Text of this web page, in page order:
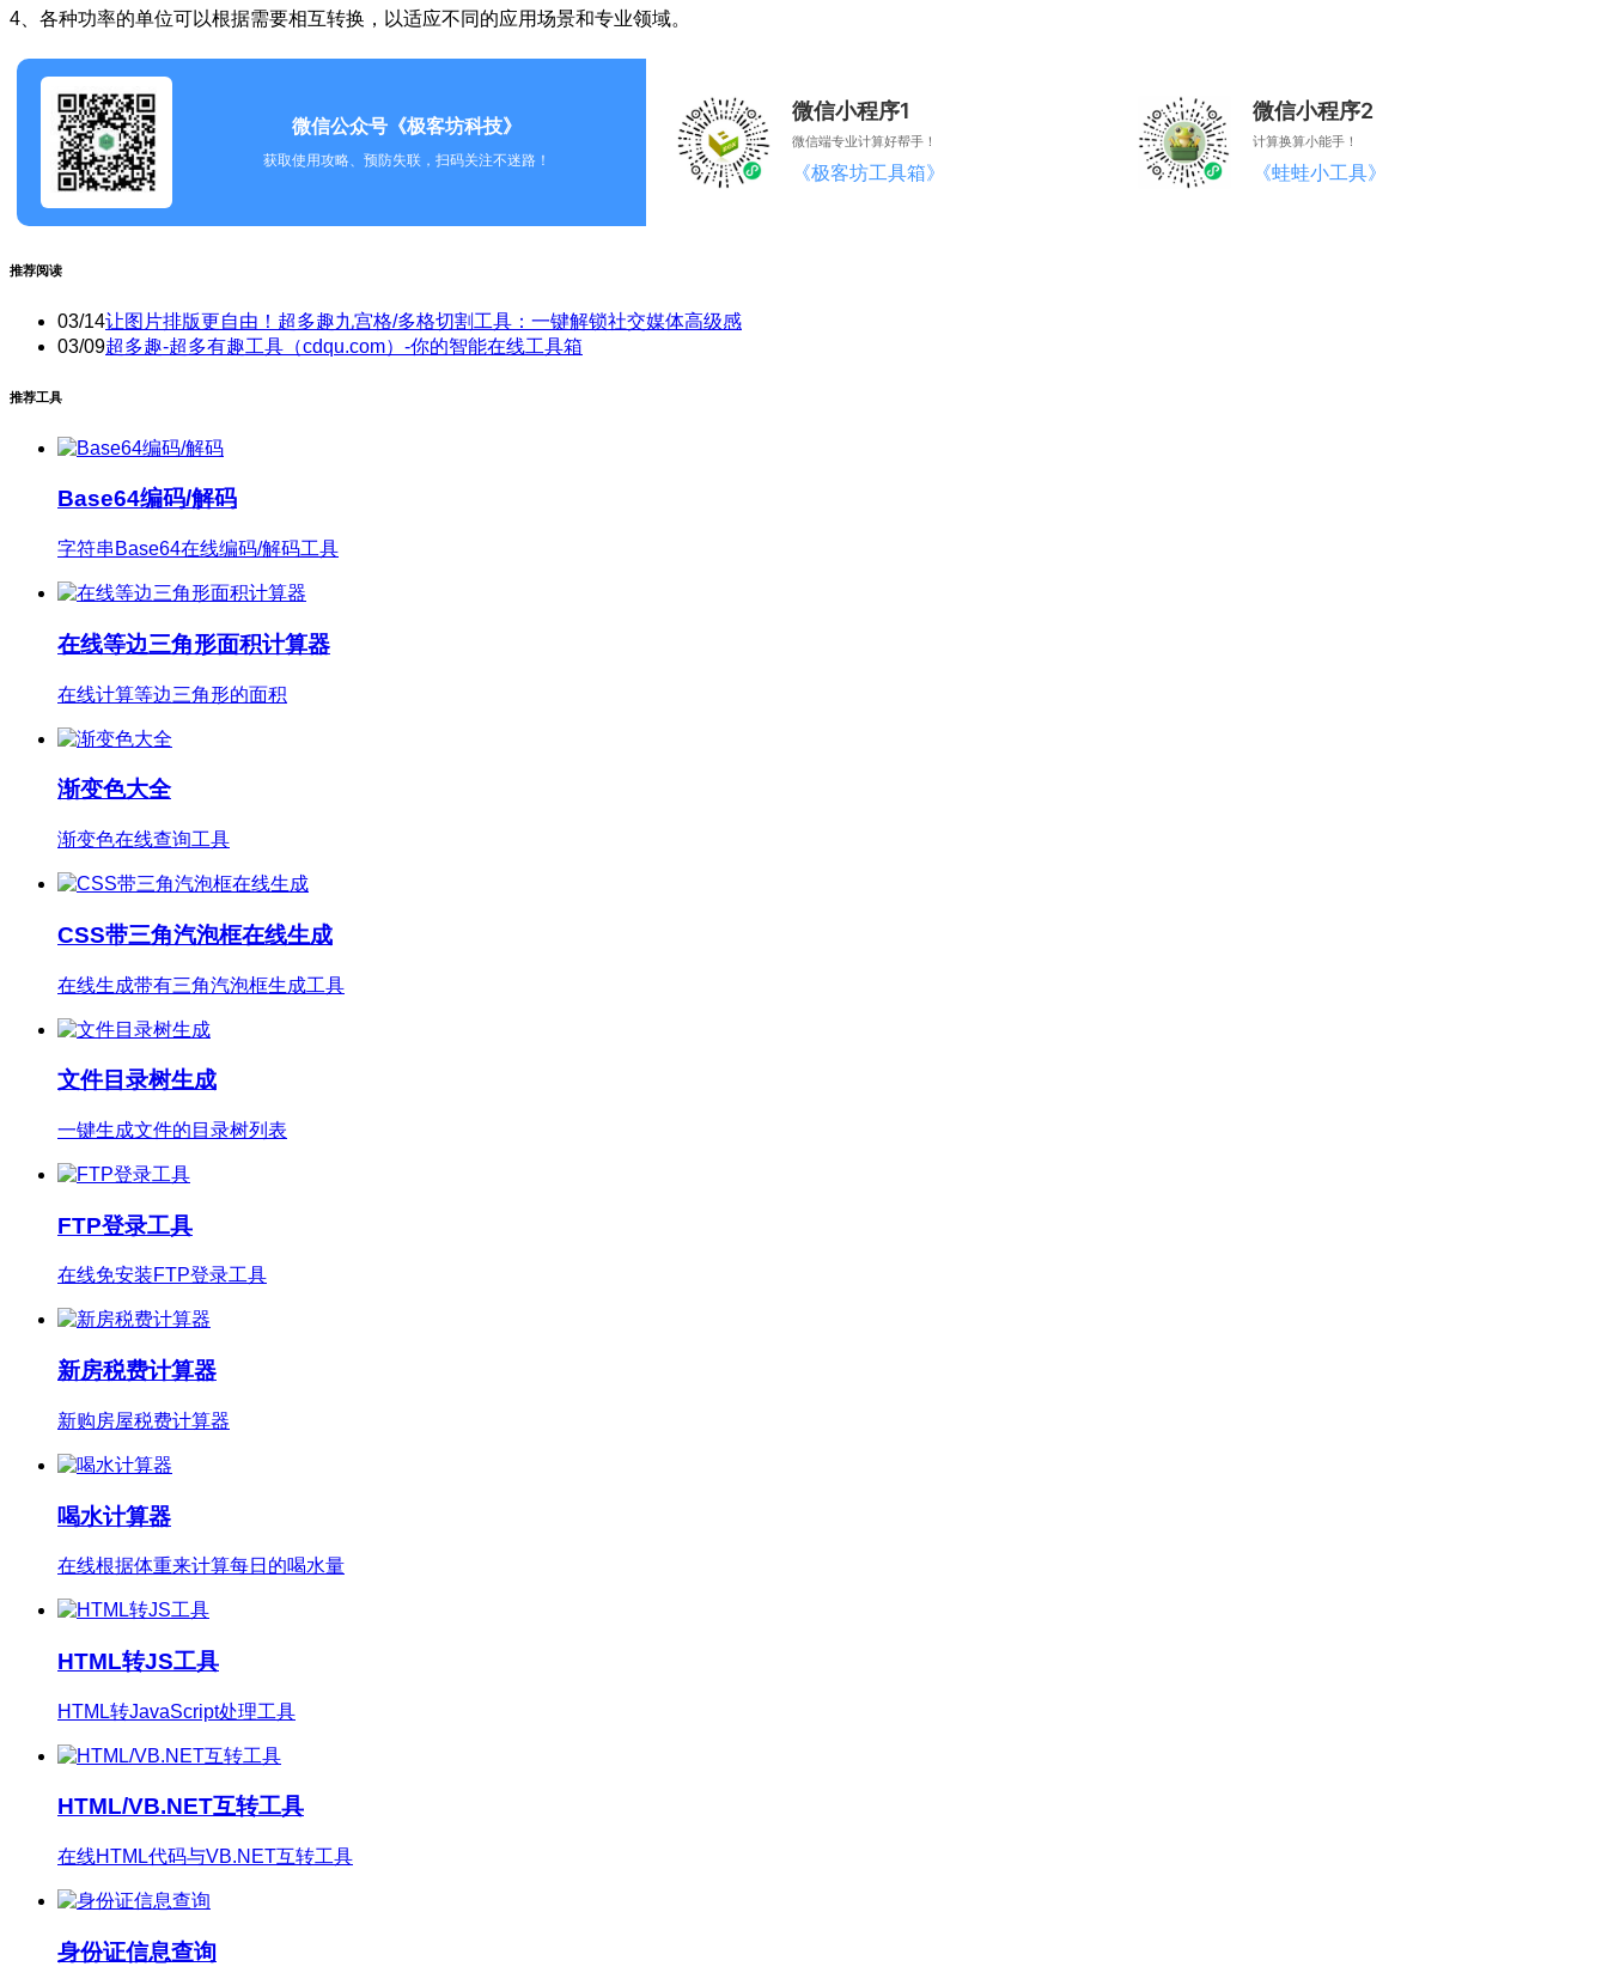
4、各种功率的单位可以根据需要相互转换，以适应不同的应用场景和专业领域。
微信公众号《极客坊科技》
获取使用攻略、预防失联，扫码关注不迷路！
微信小程序1
微信端专业计算好帮手！
《极客坊工具箱》
微信小程序2
计算换算小能手！
《蛙蛙小工具》
推荐阅读
03/14让图片排版更自由！超多趣九宫格/多格切割工具：一键解锁社交媒体高级感
03/09超多趣-超多有趣工具（cdqu.com）-你的智能在线工具箱
推荐工具
Base64编码/解码
字符串Base64在线编码/解码工具
在线等边三角形面积计算器
在线计算等边三角形的面积
渐变色大全
渐变色在线查询工具
CSS带三角汽泡框在线生成
在线生成带有三角汽泡框生成工具
文件目录树生成
一键生成文件的目录树列表
FTP登录工具
在线免安装FTP登录工具
新房税费计算器
新购房屋税费计算器
喝水计算器
在线根据体重来计算每日的喝水量
HTML转JS工具
HTML转JavaScript处理工具
HTML/VB.NET互转工具
在线HTML代码与VB.NET互转工具
身份证信息查询